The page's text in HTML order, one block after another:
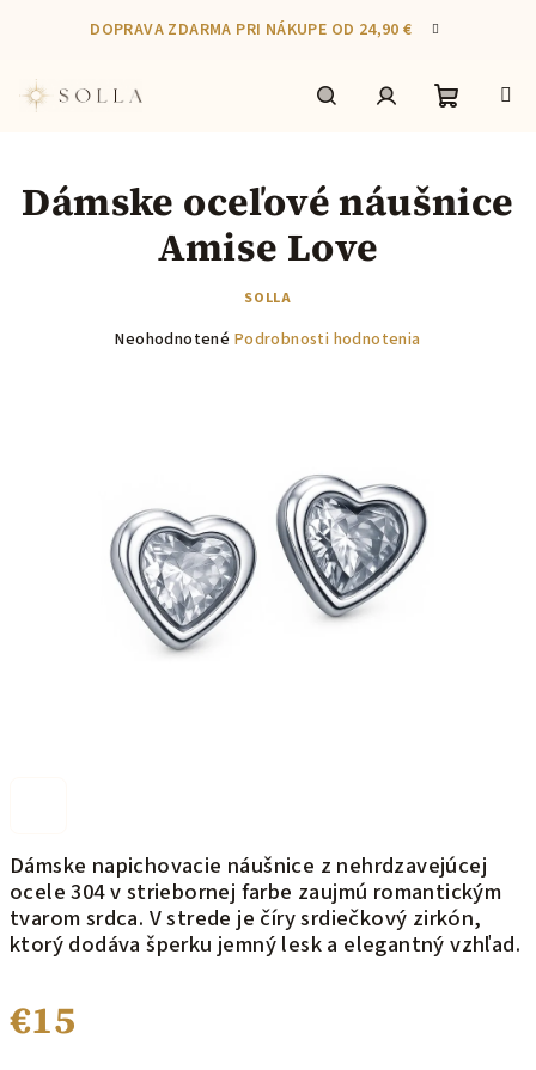
DOPRAVA ZDARMA PRI NÁKUPE OD 24,90 €
košík
Dámske napichovacie náušnice z nehrdzavejúcej
ocele 304 v striebornej farbe zaujmú romantickým
tvarom srdca. V strede je číry srdiečkový zirkón,
ktorý dodáva šperku jemný lesk a elegantný vzhľad.
€15
Dámske oceľové náušnice
Amise Love
SOLLA
Priemerné
hviezdičiek.
Neohodnotené Podrobnosti hodnotenia